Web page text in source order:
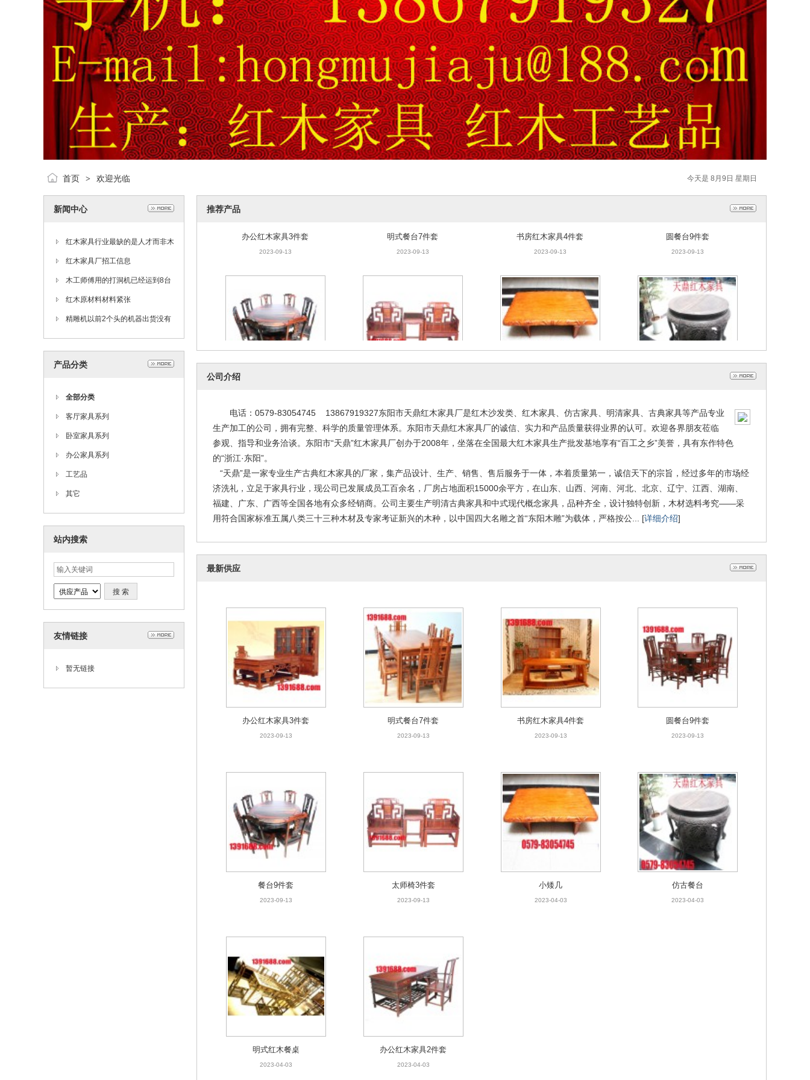
今天是 8月9日 星期日
首页 > 欢迎光临
新闻中心
红木家具行业最缺的是人才而非木
材
红木家具厂招工信息
木工师傅用的打洞机已经运到8台
红木原材料材料紧张
精雕机以前2个头的机器出货没有
现在8个头的快
产品分类
全部分类
客厅家具系列
卧室家具系列
办公家具系列
工艺品
其它
站内搜索
友情链接
暂无链接
推荐产品
2023-09-13 2023-09-13 2023-09-13 2023-09-13
2023-04-03 2023-04-03
办公红木家具3件套
2023-09-13
明式餐台7件套
2023-09-13
书房红木家具4件套
2023-09-13
圆餐台9件套
餐台9件套
2023-09-13
太师椅3件套
2023-09-13
小矮几
2023-04-03
仿古餐台
2023-04-03
明式红木餐桌
2023-04-03
办公红木家具2件套
2023-04-03
公司介绍
电话：0579-83054745 13867919327东阳市天鼎红木家具厂是红木沙发类、红木家具、仿古家具、明清家具、古典家具等产品专业
生产加工的公司，拥有完整、科学的质量管理体系。东阳市天鼎红木家具厂的诚信、实力和产品质量获得业界的认可。欢迎各界朋友莅临
参观、指导和业务洽谈。东阳市“天鼎”红木家具厂创办于2008年，坐落在全国最大红木家具生产批发基地享有“百工之乡”美誉，具有东作特色
的“浙江·东阳”。
“天鼎”是一家专业生产古典红木家具的厂家，集产品设计、生产、销售、售后服务于一体，本着质量第一，诚信天下的宗旨，经过多年的市场经
济洗礼，立足于家具行业，现公司已发展成员工百余名，厂房占地面积15000余平方，在山东、山西、河南、河北、北京、辽宁、江西、湖南、
福建、广东、广西等全国各地有众多经销商。公司主要生产明清古典家具和中式现代概念家具，品种齐全，设计独特创新，木材选料考究——采
用符合国家标准五属八类三十三种木材及专家考证新兴的木种，以中国四大名雕之首“东阳木雕”为载体，严格按公... [详细介绍]
最新供应
办公红木家具3件套
2023-09-13
明式餐台7件套
2023-09-13
书房红木家具4件套
2023-09-13
圆餐台9件套
2023-09-13
餐台9件套
2023-09-13
太师椅3件套
2023-09-13
小矮几
2023-04-03
仿古餐台
2023-04-03
明式红木餐桌
2023-04-03
办公红木家具2件套
2023-04-03